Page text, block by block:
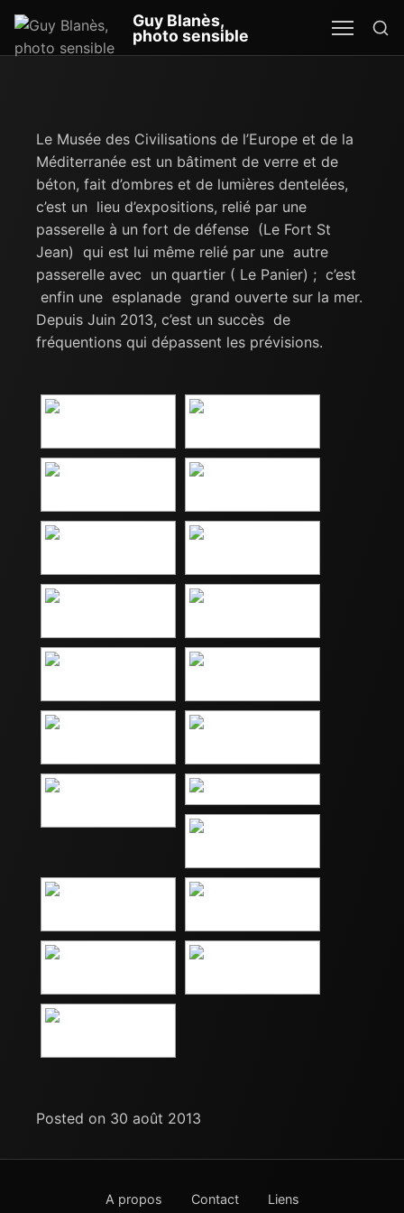
Guy Blanès,
photo sensible
Le Musée des Civilisations de l’Europe et de la
Méditerranée est un bâtiment de verre et de
béton, fait d’ombres et de lumières dentelées,
c’est un lieu d’expositions, relié par une
passerelle à un fort de défense (Le Fort St
Jean) qui est lui même relié par une autre
passerelle avec un quartier ( Le Panier) ; c’est
enfin une esplanade grand ouverte sur la mer.
Depuis Juin 2013, c’est un succès de
fréquentions qui dépassent les prévisions.
Posted on 30 août 2013
A propos Contact Liens